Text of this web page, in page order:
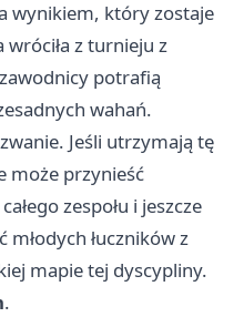
wynikiem, który zostaje
z turnieju z
potrafią
wahań.
Jeśli utrzymają tę
może przynieść
zespołu i jeszcze
łuczników z
mapie tej dyscypliny.
.